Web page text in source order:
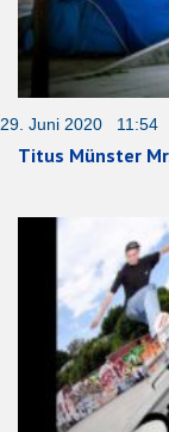
29. Juni 2020 11:54
Titus Münster